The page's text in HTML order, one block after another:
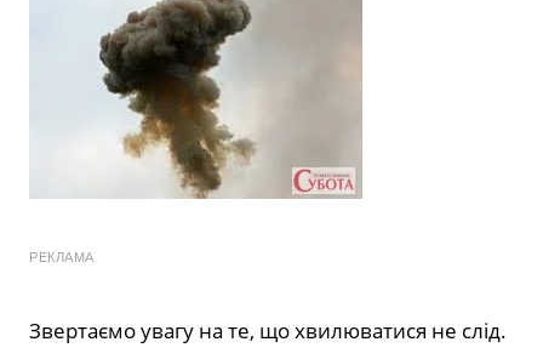
РЕКЛАМА
Звертаємо увагу на те, що хвилюватися не слід.